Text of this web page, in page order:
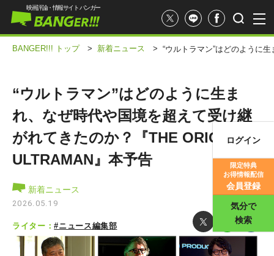
映画記事
映画評論・情報サイト バンガー
ログイン
限定特典
お得情報配信
会員登録
気分で
検索
BANGER!!! トップ > 新着ニュース > “ウルトラマン”はどのように
“ウルトラマン”はどのように生ま
れ、なぜ時代や国境を超えて受け継
がれてきたのか？『THE ORIGIN OF
ULTRAMAN』本予告
新着ニュース
2026.05.19
ライター：#ニュース編集部